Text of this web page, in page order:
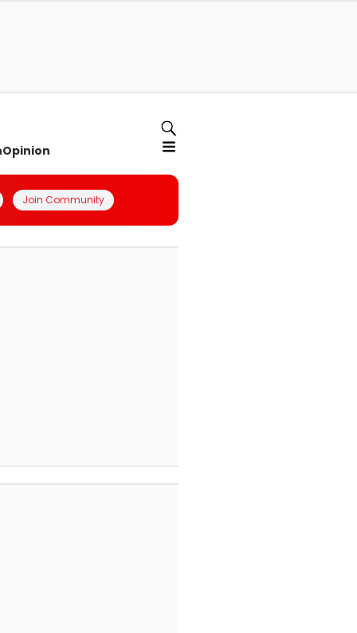
Opinion
Join Community